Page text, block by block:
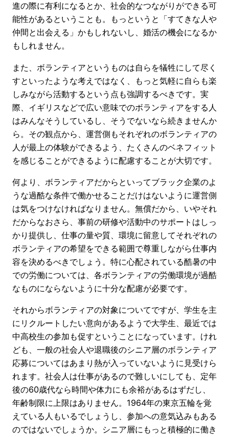
進の際に有利になるとか、社会的なつながりができる可
能性があるということも。もっというと「すてきな人や
仲間と出会える」かもしれないし、婚活の機会になるか
もしれません。
また、ボランティアというものは自らを犠牲にして尽く
すといったような考えではなく、もっと気軽に自らも楽
しみながら活動するという点も強調するべきです。実
際、イギリスなどで広い意味でのボランティアをする人
はみんなそうしているし、そうでないなら続きませんか
ら。その観点から、運営側もそれぞれのボランティアの
人が最上の体験ができるよう、たくさんのベネフィット
を感じることができるように配慮することが大切です。
何より、ボランティアだからといってブラック企業のよ
うな過酷な条件で働かせることだけはないように運営側
は気をつけなければなりません。無償だから、いやそれ
だからなおさら、事前の研修や活動中のサポートはしっ
かり提供し、仕事の量や質、環境に留意してそれぞれの
ボランティアの希望をできる範囲で尊重しながら仕事内
容を決めるべきでしょう。特に心配されている酷暑の中
での労働については、各ボランティアの労働環境が過酷
なものにならないように十分な配慮が必要です。
それからボランティアの対象についてですが、学生を主
にリクルートしたい意向があるようで大学生、最近では
中高校生の参加も促すということになっています。けれ
ども、一般の社会人や退職後のシニア層のボランティア
応募についてはあまり熱が入っていないように見受けら
れます。社会人は仕事があるので難しいにしても、定年
後の60歳代なら時間や体力にも余裕があるはずだし、
年齢制限に上限はありません。1964年の東京五輪を覚
えている人もいるでしょうし、参加への意気込みもある
のではないでしょうか。シニア層にもっと積極的に働き